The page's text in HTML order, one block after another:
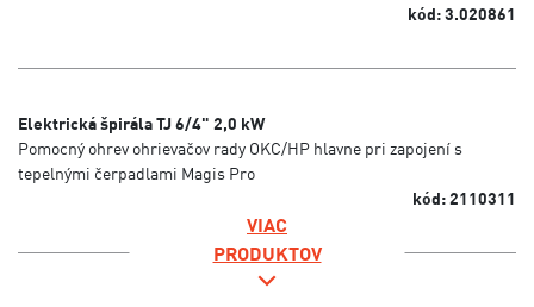
kód: 3.020861
Elektrická špirála TJ 6/4" 2,0 kW
Pomocný ohrev ohrievačov rady OKC/HP hlavne pri zapojení s
tepelnými čerpadlami Magis Pro
kód: 2110311
VIAC
PRODUKTOV